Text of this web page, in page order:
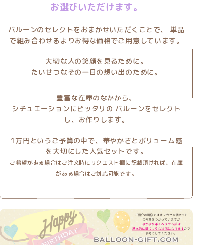
お選びいただけます。
バルーンのセレクトをおまかせいただくことで、
単品
で組み合わせるよりお得な価格でご用意しています。
大切な人の笑顔を見るために。
たいせつなその一日の想い出のために。
豊富な在庫のなかから、
シチュエーションにピッタリの バルーンをセレクト
し、お作りします。
1万円というご予算の中で、華やかさとボリューム感
を大切にした人気セットです。
ご希望がある場合はご注文時にリクエスト欄に記載頂ければ、在庫
がある場合はご対応可能です。